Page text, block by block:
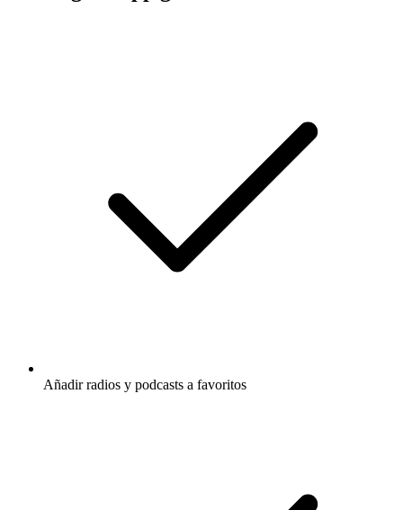
Añadir radios y podcasts a favoritos